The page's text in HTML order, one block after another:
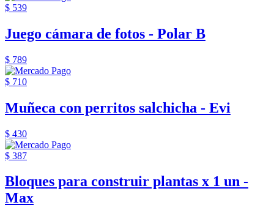
$ 539
Juego cámara de fotos - Polar B
$ 789
$ 710
Muñeca con perritos salchicha - Evi
$ 430
$ 387
Bloques para construir plantas x 1 un -
Max